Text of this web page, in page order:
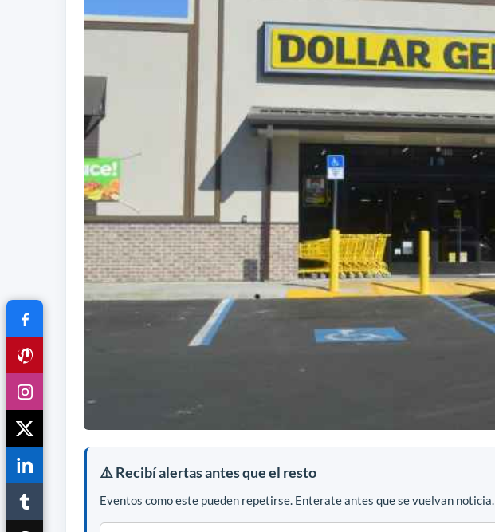
⚠️ Recibí alertas antes que el resto
Eventos como este pueden repetirse. Enterate antes que se vuelvan noticia.